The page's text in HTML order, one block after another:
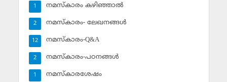
നമസ്‌കാരം കഴിഞ്ഞാല്‍
1
നമസ്‌കാരം- ലേഖനങ്ങള്‍
2
നമസ്‌കാരം-Q&A
12
നമസ്‌കാരം-പഠനങ്ങള്‍
2
നമസ്‌കാരശേഷം
1